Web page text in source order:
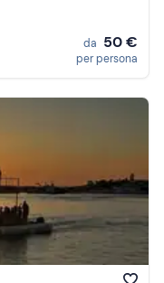
da 50 €
per persona